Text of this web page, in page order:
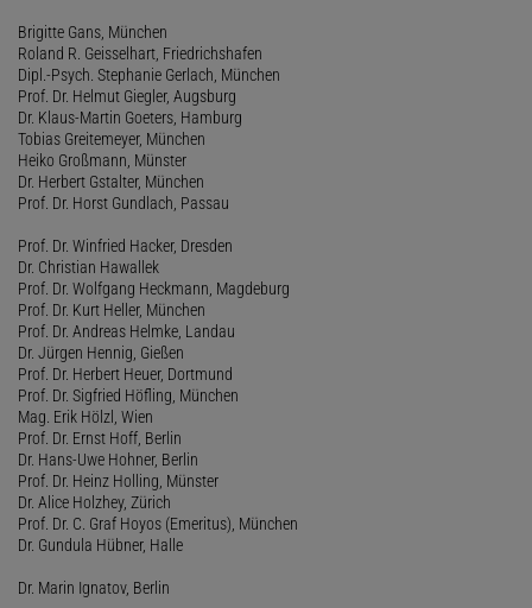
Brigitte Gans, München
Roland R. Geisselhart, Friedrichshafen
Dipl.-Psych. Stephanie Gerlach, München
Prof. Dr. Helmut Giegler, Augsburg
Dr. Klaus-Martin Goeters, Hamburg
Tobias Greitemeyer, München
Heiko Großmann, Münster
Dr. Herbert Gstalter, München
Prof. Dr. Horst Gundlach, Passau
Prof. Dr. Winfried Hacker, Dresden
Dr. Christian Hawallek
Prof. Dr. Wolfgang Heckmann, Magdeburg
Prof. Dr. Kurt Heller, München
Prof. Dr. Andreas Helmke, Landau
Dr. Jürgen Hennig, Gießen
Prof. Dr. Herbert Heuer, Dortmund
Prof. Dr. Sigfried Höfling, München
Mag. Erik Hölzl, Wien
Prof. Dr. Ernst Hoff, Berlin
Dr. Hans-Uwe Hohner, Berlin
Prof. Dr. Heinz Holling, Münster
Dr. Alice Holzhey, Zürich
Prof. Dr. C. Graf Hoyos (Emeritus), München
Dr. Gundula Hübner, Halle
Dr. Marin Ignatov, Berlin